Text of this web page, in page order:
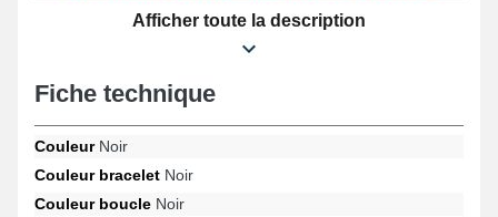
BRACELET SPÉCIFIQUE POUR LE MODÈLE DE
L'HORLOGÈRE QUE VOUS POSSÉDEZ.
Affectable seulement avec un boîtier de montre ayant une mesure
d'entre-corne d'une largeur de 18mm.
Ce bracelet de montre premium est constitué de cuir véritable et
fatigué ou démodé. De type papillon, le fermoir d'aspect noir
assure une fixation pratique et commode. À hauteur d'un boîtier,
Afficher toute la description
Fiche technique
CouleurNoir
Couleur bracelet Noir
Couleur boucle Noir